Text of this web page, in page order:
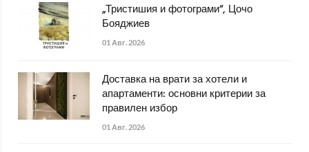
„Тристишия и фотограми“, Цочо
Бояджиев
01 Авг. 2026
Доставка на врати за хотели и
апартаменти: основни критерии за
правилен избор
01 Авг. 2026